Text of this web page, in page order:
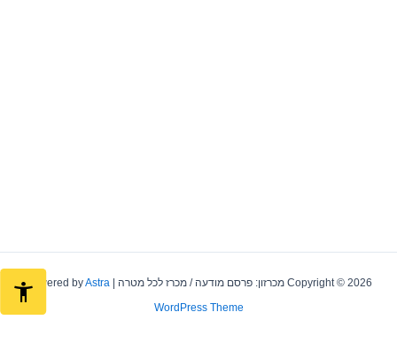
Copyright © 2026 מכרזון: פרסם מודעה / מכרז לכל מטרה | Powered by
Astra
WordPress Theme